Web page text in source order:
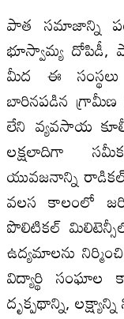
పాత సమాజాన్ని
భూస్వామ్య
మీద ఈ
బారినపడిన గ్రామీణ
లేని వ్యవసాయ
లక్షలాదిగా
యువజనాన్ని
వలస కాలంలో
పొలిటికల్‌
ఉద్యమాలను
విద్యార్థి సంఘాల
దృక్పథాన్ని,